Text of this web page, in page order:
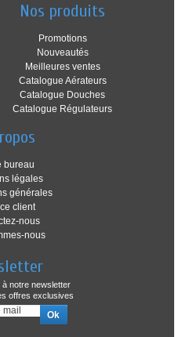
Nos produits
Promotions
Nouveautés
Meilleures ventes
Catalogue Aérateurs
Catalogue Douches
Catalogue Régulateurs
bureau
légales
générales
client
nous
nous
notre newsletter
offres exclusives